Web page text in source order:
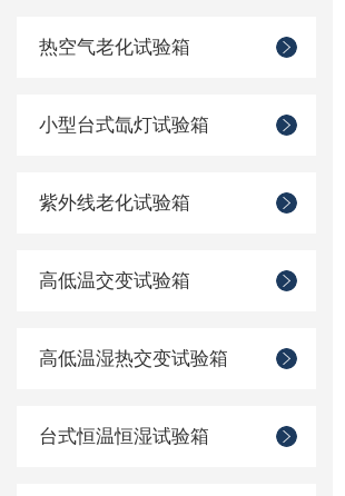
热空气老化试验箱
小型台式氙灯试验箱
紫外线老化试验箱
高低温交变试验箱
高低温湿热交变试验箱
台式恒温恒湿试验箱